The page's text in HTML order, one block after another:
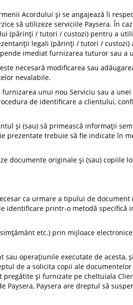
Acordului și se angajează îi
să utilizeze serviciile Paysera. În
(părinți / tutori / custozi) pentru a
legali (părinți / tutori /
imediat furnizarea tuturor sau a
necesară modificarea sau
nevalabile.
unui nou Serviciu sau a
de identificare a clientului,
și (sau) să primească informații
prezentate trebuie să fie indicate în
documente originale și (sau) copiile
ca urmare a tipului de document
printr-o metodă specifică
etc.) prin mijloace
operațiunile executate de acesta,
de a solicita copii ale
și furnizate pe cheltuiala
Paysera are dreptul să